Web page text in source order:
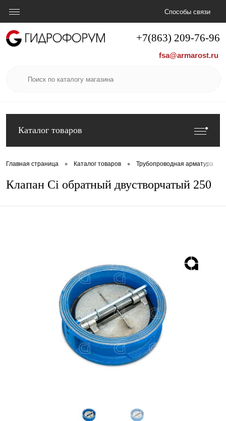
+7(863) 209-76-96
fsa@armarost.ru
Способы связи
Каталог товаров
Главная страница • Каталог товаров • Трубопроводная арматура
Клапан Ci обратный двустворчатый 250